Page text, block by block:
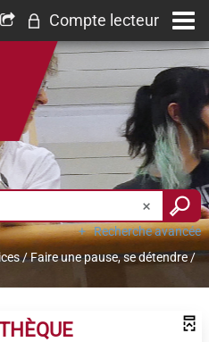
Compte lecteur
Recherche avancée
/Faire une pause, se détendre/